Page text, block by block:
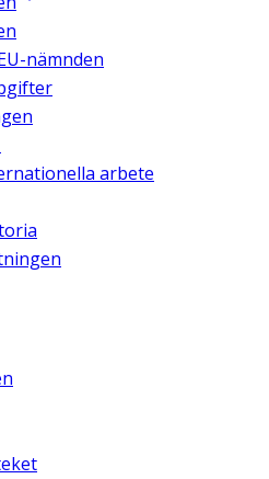
nämnden
arbete